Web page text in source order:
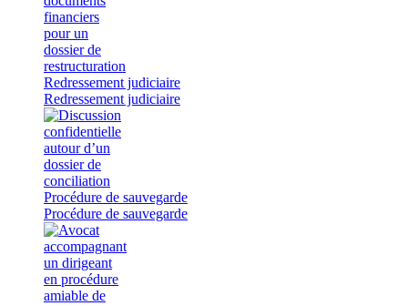
Redressement judiciaire
Redressement judiciaire
Procédure de sauvegarde
Procédure de sauvegarde